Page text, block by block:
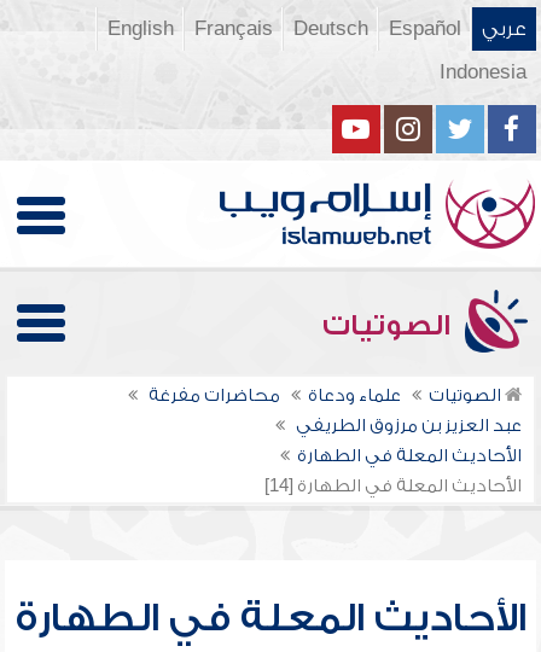
عربي Español
Deutsch
Français
English
Indonesia
الصوتيات
الصوتيات علماء ودعاة
محاضرات مفرغة
عبد العزيز بن مرزوق الطريفي
الأحاديث المعلة في الطهارة
الأحاديث المعلة في الطهارة [14]
الأحاديث المعلة في الطهارة